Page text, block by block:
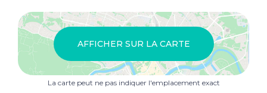
À l’extérieur, la villa dispose également d’un abri de
rangement pratique et de beaucoup d’espace pour les
repas ou la détente en plein air.
Ne manquez pas cette fantastique opportunité
d’acquérir une magnifique villa dans un endroit paisible
AFFICHER SUR LA CARTE
La carte peut ne pas indiquer l'emplacement exact